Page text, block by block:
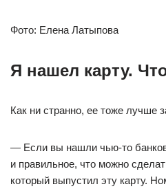
Фото: Елена Латыпова
Я нашел карту.
Как ни странно, ее тоже лучше
— Если вы нашли чью-то
и правильное, что можно
который выпустил эту карту.